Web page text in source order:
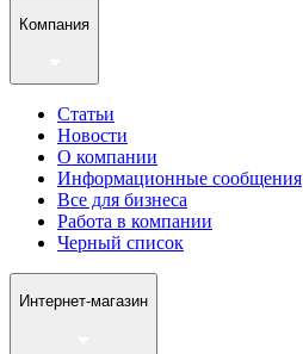
Компания
Статьи
Новости
О компании
Информационные сообщения
Все для бизнеса
Работа в компании
Черный список
Интернет-магазин